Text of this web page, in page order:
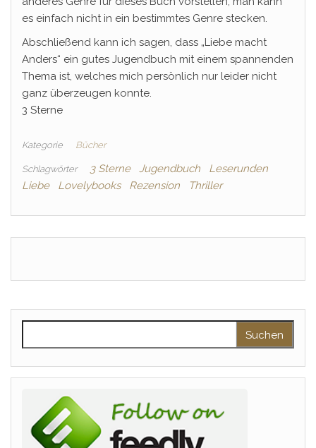
es einfach nicht in ein bestimmtes Genre stecken.
Abschließend kann ich sagen, dass „Liebe macht
Anders“ ein gutes Jugendbuch mit einem spannenden
Thema ist, welches mich persönlich nur leider nicht
ganz überzeugen konnte.
3 Sterne
Kategorie Bücher
Schlagwörter 3 Sterne Jugendbuch
Leserunden
Liebe
Lovelybooks Rezension Thriller